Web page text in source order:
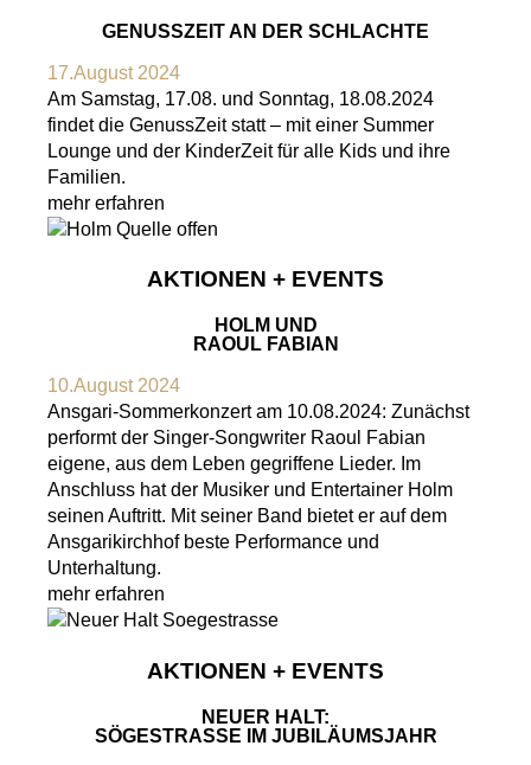
GENUSSZEIT AN DER SCHLACHTE
17.August 2024
Am Samstag, 17.08. und Sonntag, 18.08.2024
findet die GenussZeit statt – mit einer Summer
Lounge und der KinderZeit für alle Kids und ihre
Familien.
mehr erfahren
AKTIONEN + EVENTS
HOLM UND
RAOUL FABIAN
10.August 2024
Ansgari-Sommerkonzert am 10.08.2024: Zunächst
performt der Singer-Songwriter Raoul Fabian
eigene, aus dem Leben gegriffene Lieder. Im
Anschluss hat der Musiker und Entertainer Holm
seinen Auftritt. Mit seiner Band bietet er auf dem
Ansgarikirchhof beste Performance und
Unterhaltung.
mehr erfahren
AKTIONEN + EVENTS
NEUER HALT:
SÖGESTRASSE IM JUBILÄUMSJAHR